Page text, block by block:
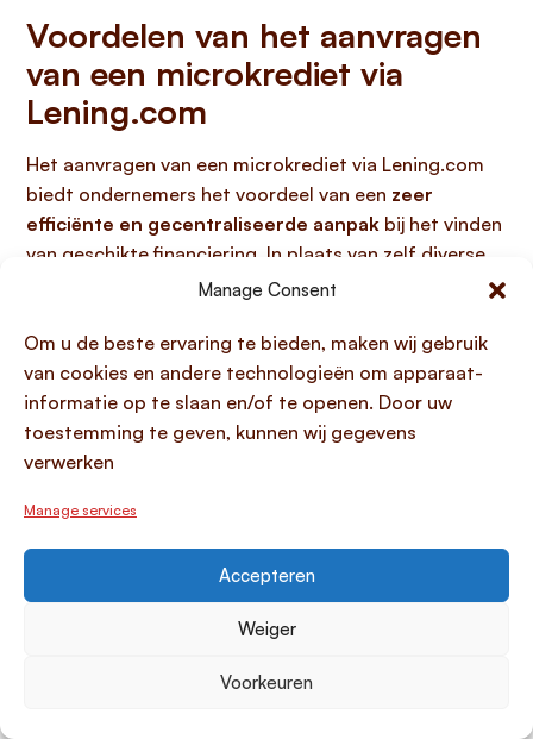
Manage Consent
Om u de beste ervaring te bieden, maken wij gebruik
van cookies en andere technologieën om apparaat-
informatie op te slaan en/of te openen. Door uw
toestemming te geven, kunnen wij gegevens
verwerken
Manage services
Accepteren
Weiger
Voorkeuren
Voordelen van het aanvragen
van een microkrediet via
Lening.com
Het aanvragen van een microkrediet via Lening.com
biedt ondernemers het voordeel van een zeer
efficiënte en gecentraliseerde aanpak bij het vinden
van geschikte financiering. In plaats van zelf diverse
microkrediet en MKB-krediet
verschillende opties op basis van uw specifieke
bedrijfsbehoeften, wat u aanzienlijk veel tijd bespaart
en de kans op het vinden van de meest gunstige
voorwaarden vergroot. Bovendien, mocht uw
aanvraag onverhoopt bij één kredietverstrekker
naar alternatieve kredietverstrekkers
wel een passend aanbod hebben, een unieke service
die extra zekerheid biedt in uw zoektocht naar